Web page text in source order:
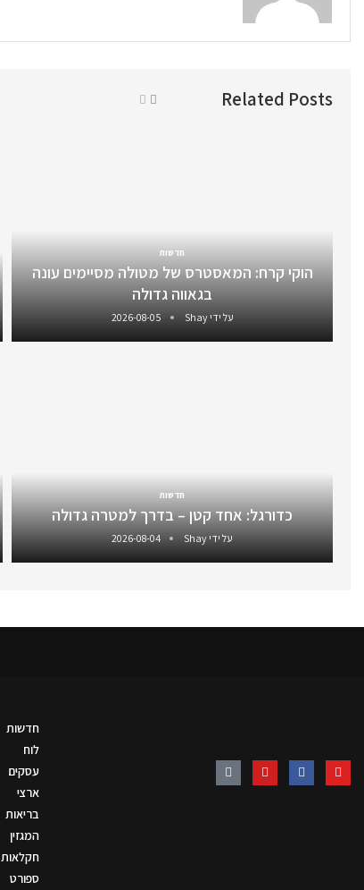
Related Posts
חדשות
הוקי קרח: המאסטרס של מטולה מסיימים עונה
בגאווה גדולה
על ידיShay
2026-08-05
חדשות
כדורגל: אחד קטן – בדרך למטרה גדולה
על ידי Shay
2026-08-04
חדשות
לוח
עסקים
ארצי
בריאות
המגזין
חקלאות
ספורט